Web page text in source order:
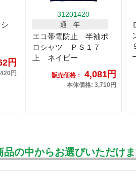
円
円
31201420
通 年
エコ帯電防止 半袖ポ
ロシャツ ＰＳ１７
上 ネイビー
販売価格： 4,081円
本体価格: 3,710円
の中からお選びいただけま